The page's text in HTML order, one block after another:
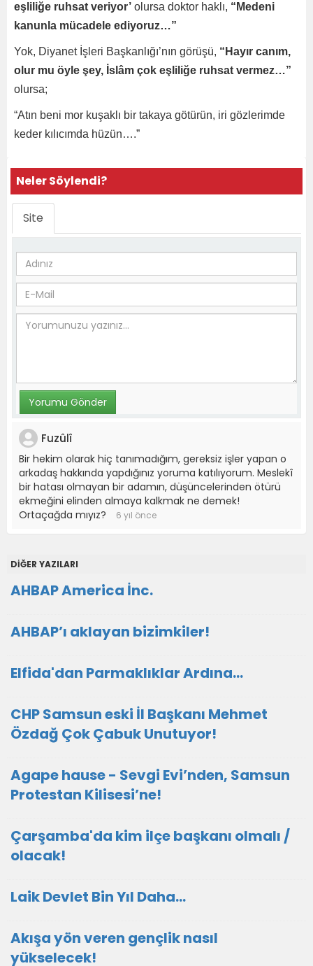
eşliliğe ruhsat veriyor’ olursa doktor haklı, “Medeni
kanunla mücadele ediyoruz…”
Yok, Diyanet İşleri Başkanlığı’nın görüşü, “Hayır canım,
olur mu öyle şey, İslâm çok eşliliğe ruhsat vermez…”
olursa;
“Atın beni mor kuşaklı bir takaya götürün, iri gözlerimde
keder kılıcımda hüzün….”
Neler Söylendi?
Site
Fuzûlî
Bir hekim olarak hiç tanımadığım, gereksiz işler yapan o
arkadaş hakkında yapdığınız yoruma katılıyorum. Meslekî
bir hatası olmayan bir adamın, düşüncelerinden ötürü
ekmeğini elinden almaya kalkmak ne demek!
Ortaçağda mıyız?
6 yıl önce
DİĞER YAZILARI
AHBAP America İnc.
AHBAP’ı aklayan bizimkiler!
Elfida'dan Parmaklıklar Ardına…
CHP Samsun eski İl Başkanı Mehmet
Özdağ Çok Çabuk Unutuyor!
Agape hause - Sevgi Evi’nden, Samsun
Protestan Kilisesi’ne!
Çarşamba'da kim ilçe başkanı olmalı /
olacak!
Laik Devlet Bin Yıl Daha…
Akışa yön veren gençlik nasıl
yükselecek!